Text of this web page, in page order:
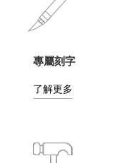
專屬刻字
了解更多